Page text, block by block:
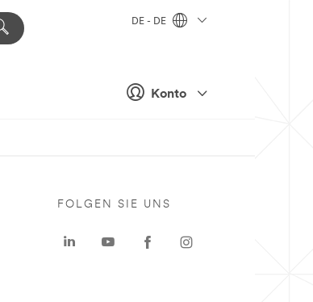
Konto
DE - DE
FOLGEN SIE UNS